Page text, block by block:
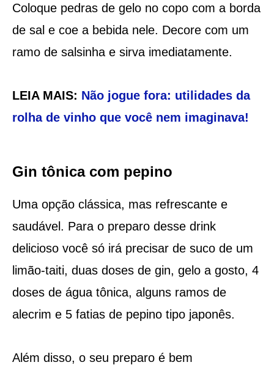
Coloque pedras de gelo no copo com a borda
de sal e coe a bebida nele. Decore com um
ramo de salsinha e sirva imediatamente.
LEIA MAIS: Não jogue fora: utilidades da
rolha de vinho que você nem imaginava!
Gin tônica com pepino
Uma opção clássica, mas refrescante e
saudável. Para o preparo desse drink
delicioso você só irá precisar de suco de um
limão-taiti, duas doses de gin, gelo a gosto, 4
doses de água tônica, alguns ramos de
alecrim e 5 fatias de pepino tipo japonês.
Além disso, o seu preparo é bem